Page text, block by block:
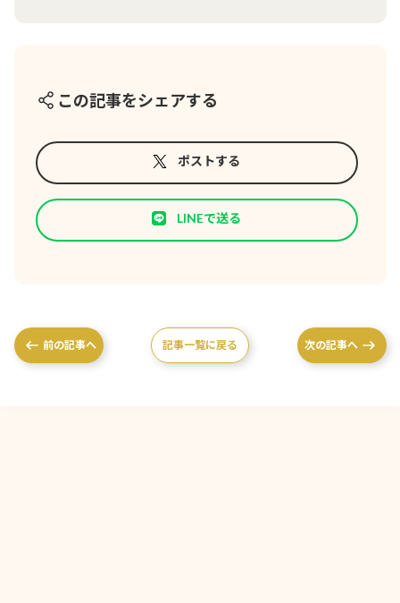
この記事をシェアする
ポストする
LINEで送る
前の記事へ 記事一覧に戻る 次の記事へ